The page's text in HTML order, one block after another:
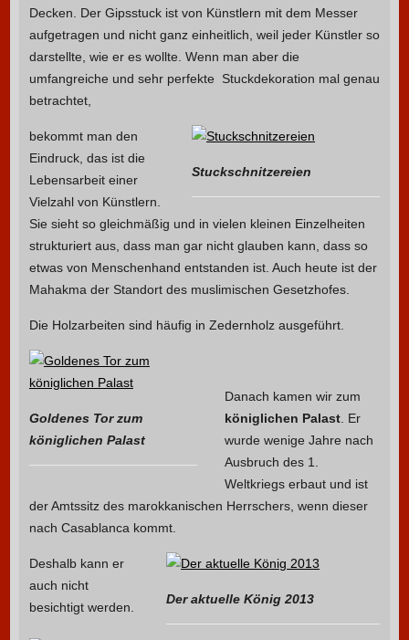
Decken. Der Gipsstuck ist von Künstlern mit dem Messer
aufgetragen und nicht ganz einheitlich, weil jeder Künstler so
darstellte, wie er es wollte. Wenn man aber die
umfangreiche und sehr perfekte Stuckdekoration mal genau
betrachtet,
Stuckschnitzereien
bekommt man den
Eindruck, das ist die
Lebensarbeit einer
Vielzahl von Künstlern.
Sie sieht so gleichmäßig und in vielen kleinen Einzelheiten
strukturiert aus, dass man gar nicht glauben kann, dass so
etwas von Menschenhand entstanden ist. Auch heute ist der
Mahakma der Standort des muslimischen Gesetzhofes.
Die Holzarbeiten sind häufig in Zedernholz ausgeführt.
Goldenes Tor zum
königlichen Palast
Danach kamen wir zum
königlichen Palast. Er
wurde wenige Jahre nach
Ausbruch des 1.
Weltkriegs erbaut und ist
der Amtssitz des marokkanischen Herrschers, wenn dieser
nach Casablanca kommt.
Der aktuelle König 2013
Deshalb kann er
auch nicht
besichtigt werden.